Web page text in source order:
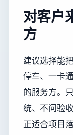
对客户
方
建议选择能
停车、一卡
的服务方。
统、不问验
正适合项目